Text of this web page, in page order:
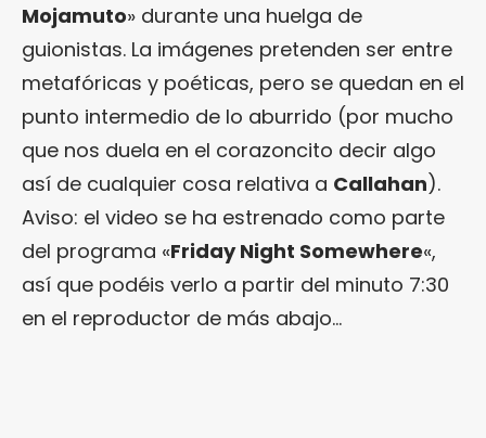
Mojamuto» durante una huelga de
guionistas. La imágenes pretenden ser entre
metafóricas y poéticas, pero se quedan en el
punto intermedio de lo aburrido (por mucho
que nos duela en el corazoncito decir algo
así de cualquier cosa relativa a Callahan).
Aviso: el video se ha estrenado como parte
del programa «Friday Night Somewhere«,
así que podéis verlo a partir del minuto 7:30
en el reproductor de más abajo…